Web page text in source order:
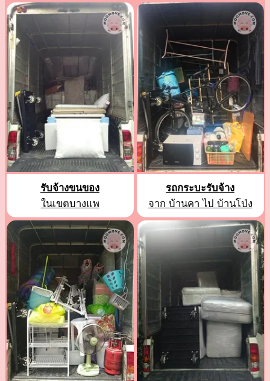
รับจ้างขนของ
ในเขตบางแพ
รถกระบะรับจ้าง
จาก บ้านคา ไป บ้านโป่ง